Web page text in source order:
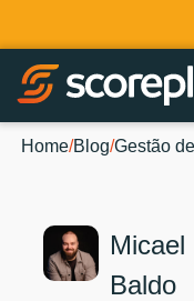
Home/Blog/Gestão
Micael
Baldo